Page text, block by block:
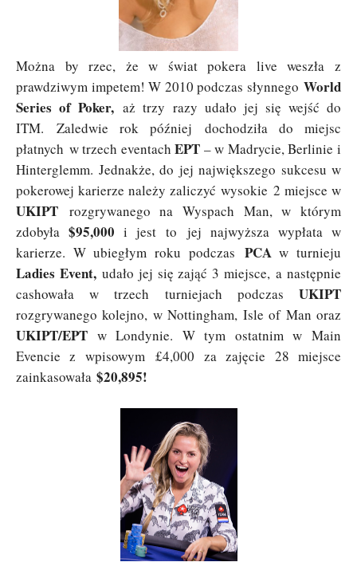
Można by rzec, że w świat pokera live weszła z
prawdziwym impetem! W 2010 podczas słynnego World
Series of Poker,aż trzy razy udało jej się wejść do
ITM. Zaledwie rok później dochodziła do miejsc
płatnych w trzech eventachEPT – w Madrycie, Berlinie i
Hinterglemm. Jednakże, do jej największego sukcesu w
pokerowej karierze należy zaliczyć wysokie 2 miejsce w
UKIPT rozgrywanego na Wyspach Man, w którym
zdobyła$95,000 i jest to jej najwyższa wypłata w
karierze. W ubiegłym roku podczas PCAw turnieju
Ladies Event,udało jej się zająć 3 miejsce, a następnie
cashowała w trzech turniejach podczas UKIPT
rozgrywanego kolejno, w Nottingham, Isle of Man oraz
UKIPT/EPT w Londynie. W tym ostatnim w Main
Evencie z wpisowym £4,000 za zajęcie 28 miejsce
zainkasowała $20,895!